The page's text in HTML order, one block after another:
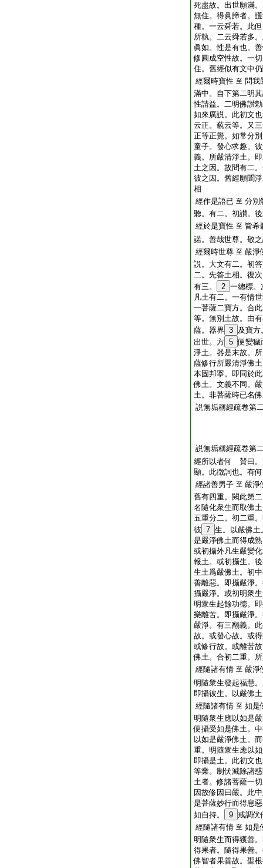
死盡故。出世願滿
無住。得眞諦者。
種。一云舜若。此
所執。二云舜若多
眞如。性是有也。
修圓成空性故。一
住。舊經似有文中
經爾時寶性 至 問
滿中。自下第二明
性請益。二明佛讃
如來廣説。此初文
云正。藐云等。又
正等正覺。如常分
童子。發心求趣。
義。所嚴清淨土。
土之因。故問有二
彼之因。舊經願聞
相
經作是語已 至 分別
聽。有二。初讃。
經於是寶性 至 皆
諾。善哉世尊。敬
經爾時世尊 至 嚴
説。大文有二。初
二。先答土相。復
有三。
2 一總標。
凡土有二。一有情
一菩薩二寶方。合
等。無別土故。由
薩。器界 3 及寶方
出世。方 5 便變穢
淨土。器是末故。
薩修行所嚴清淨佛
本固邦寧。即同於
佛土。文義不同。
土。非菩薩時已名
説無垢稱經疏卷第
説無垢稱經疏卷第
經所以者何 賛曰。
顯。此徴詞也。有
經諸善男子 至 嚴
舊有四重。闕此第
名隨化衆生而取佛
五重分二。初二重
彼 7 生。以嚴佛土
是嚴淨佛土而得成
或初攝外凡生嚴變
報土。或初攝生。
生土爲嚴佛土。初
善離惡。即攝嚴淨
攝嚴淨。或初明衆
明衆生起餘功徳。
樂離苦。即攝嚴淨
嚴淨。有三翻義。
故。或發心故。或
或修行故。或離苦
佛土。合初二重。
經隨諸有情 至 嚴
明隨衆生發起福慧
即攝彼生。以嚴佛
經隨諸有情 至 如是
明隨衆生應以如是
便攝受如是佛土。
以如是嚴淨佛土。
重。明隨衆生應以
即攝是土。此初文
等業。制伏滅除諸
土者。修諸菩薩一
因故修因曰嚴。此
是菩薩妙行而得息
如自持。
9 戒調伏
經隨諸有情 至 如是
明隨衆生而得獲善
得果者。隨得果善
佛智者果善故。聖